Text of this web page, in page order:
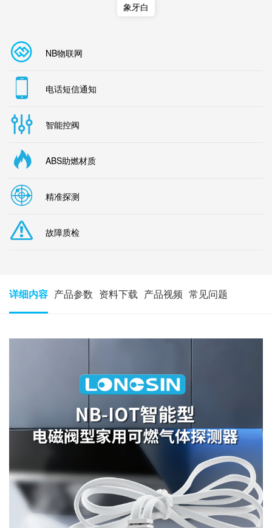
象牙白
NB物联网
电话短信通知
智能控阀
ABS助燃材质
精准探测
故障质检
详细内容 产品参数 资料下载 产品视频 常见问题